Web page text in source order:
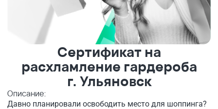
Сертификат на
расхламление гардероба
г. Ульяновск
Описание:
Давно планировали освободить место для шоппинга?